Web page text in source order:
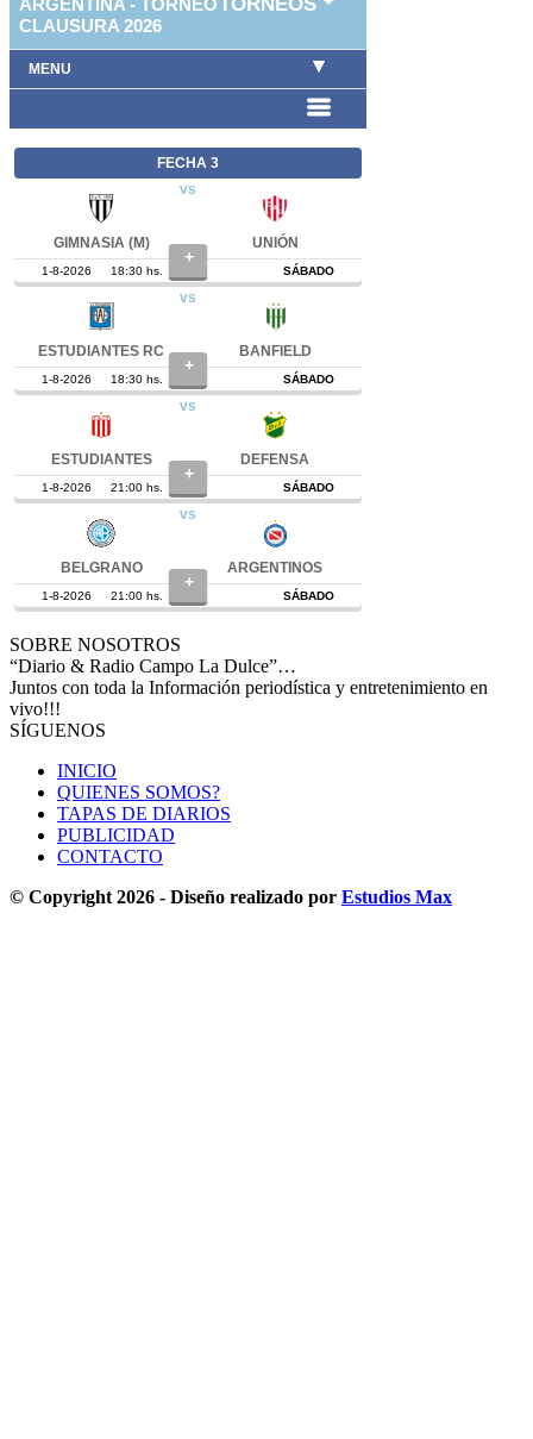
SOBRE NOSOTROS
“Diario & Radio Campo La Dulce”…
Juntos con toda la Información periodística y entretenimiento en
vivo!!!
SÍGUENOS
INICIO
QUIENES SOMOS?
TAPAS DE DIARIOS
PUBLICIDAD
CONTACTO
© Copyright 2026 - Diseño realizado por Estudios Max